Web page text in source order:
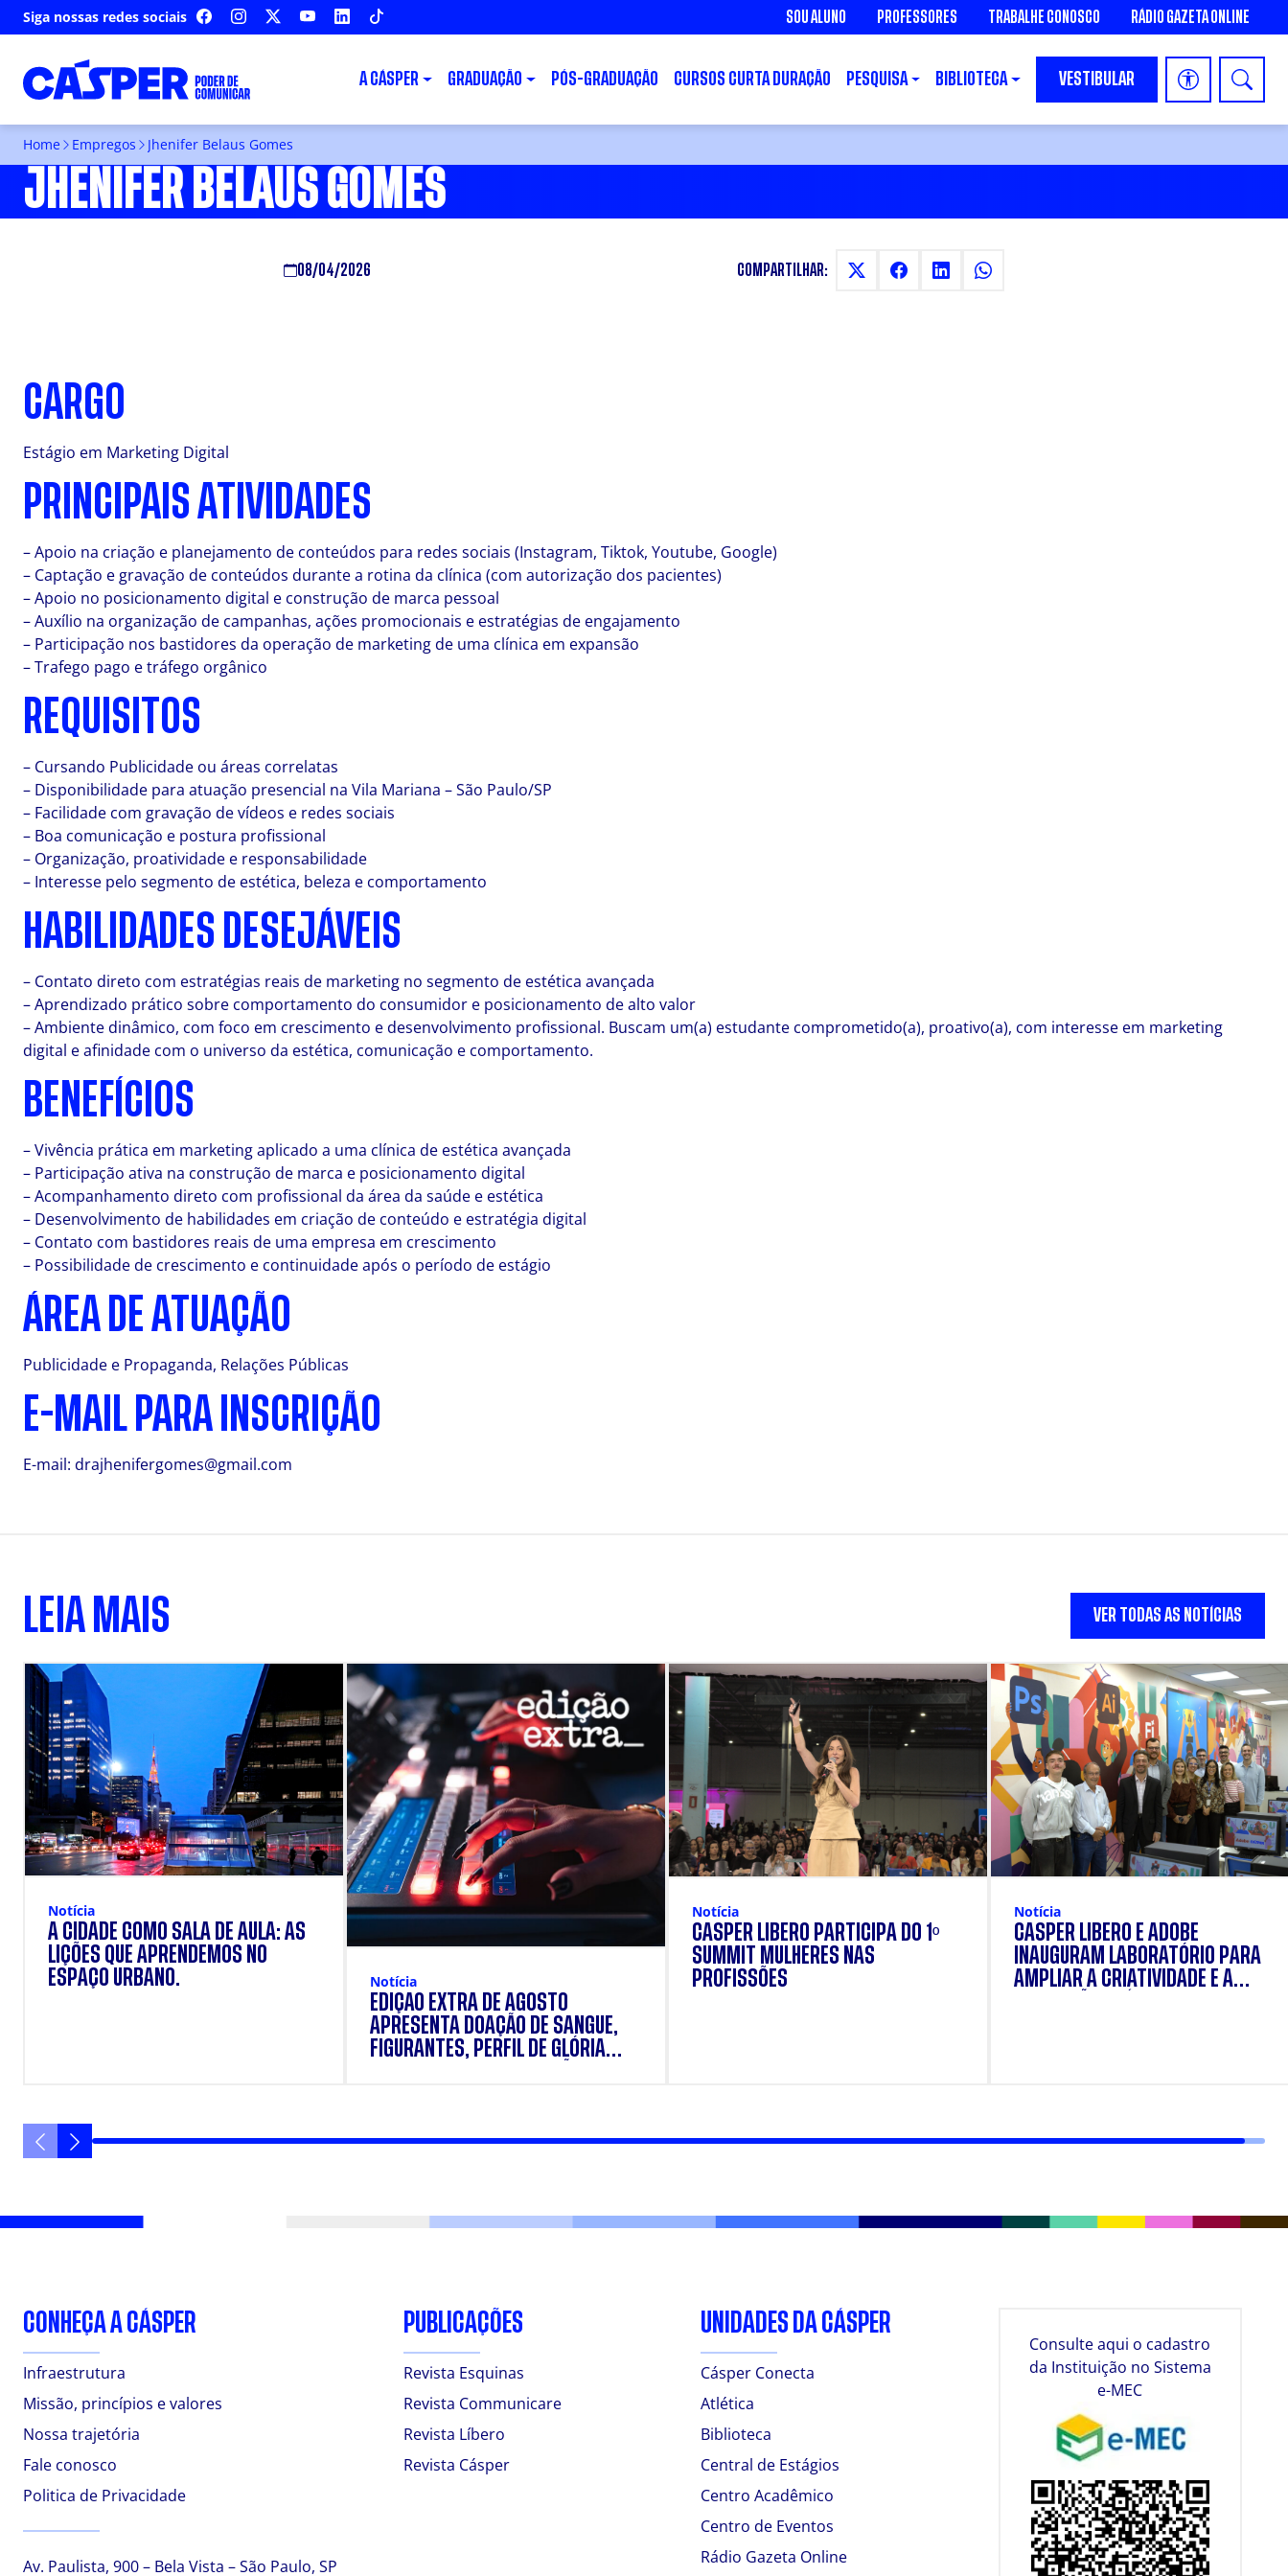
Siga nossas redes sociais FACEBOOKINSTAGRAM YOUTUBELINKEDIN SOU ALUNO PROFESSORES TRABALHE CONOSCO RÁDIO GAZETA ONLINE
A CÁSPER GRADUAÇÃO PÓS-GRADUAÇÃO CURSOS CURTA DURAÇÃO PESQUISA BIBLIOTECA VESTIBULAR
Home Empregos Jhenifer Belaus Gomes
JHENIFER BELAUS GOMES
08/04/2026 COMPARTILHAR:
CARGO
Estágio em Marketing Digital
PRINCIPAIS ATIVIDADES
– Apoio na criação e planejamento de conteúdos para redes sociais (Instagram, Tiktok, Youtube, Google)
– Captação e gravação de conteúdos durante a rotina da clínica (com autorização dos pacientes)
– Apoio no posicionamento digital e construção de marca pessoal
– Auxílio na organização de campanhas, ações promocionais e estratégias de engajamento
– Participação nos bastidores da operação de marketing de uma clínica em expansão
– Trafego pago e tráfego orgânico
REQUISITOS
– Cursando Publicidade ou áreas correlatas
– Disponibilidade para atuação presencial na Vila Mariana – São Paulo/SP
– Facilidade com gravação de vídeos e redes sociais
– Boa comunicação e postura profissional
– Organização, proatividade e responsabilidade
– Interesse pelo segmento de estética, beleza e comportamento
HABILIDADES DESEJÁVEIS
– Contato direto com estratégias reais de marketing no segmento de estética avançada
– Aprendizado prático sobre comportamento do consumidor e posicionamento de alto valor
– Ambiente dinâmico, com foco em crescimento e desenvolvimento profissional. Buscam um(a) estudante comprometido(a), proativo(a), com interesse em marketing
digital e afinidade com o universo da estética, comunicação e comportamento.
BENEFÍCIOS
– Vivência prática em marketing aplicado a uma clínica de estética avançada
– Participação ativa na construção de marca e posicionamento digital
– Acompanhamento direto com profissional da área da saúde e estética
– Desenvolvimento de habilidades em criação de conteúdo e estratégia digital
– Contato com bastidores reais de uma empresa em crescimento
– Possibilidade de crescimento e continuidade após o período de estágio
ÁREA DE ATUAÇÃO
Publicidade e Propaganda, Relações Públicas
E-MAIL PARA INSCRIÇÃO
E-mail: drajhenifergomes@gmail.com
LEIA MAIS VER TODAS AS NOTÍCIAS
Notícia
A CIDADE COMO SALA DE AULA: AS
LIÇÕES QUE APRENDEMOS NO
ESPAÇO URBANO.
Notícia
EDIÇÃO EXTRA DE AGOSTO
APRESENTA DOAÇÃO DE SANGUE,
FIGURANTES, PERFIL DE GLÓRIA
Notícia
CÁSPER LÍBERO PARTICIPA DO 1º
SUMMIT MULHERES NAS
PROFISSÕES
Notícia
CÁSPER LÍBERO E ADOBE
INAUGURAM LABORATÓRIO PARA
AMPLIAR A CRIATIVIDADE E A
CONHEÇA A CÁSPER
Infraestrutura
Missão, princípios e valores
Nossa trajetória
Fale conosco
Politica de Privacidade
Av. Paulista, 900 – Bela Vista – São Paulo, SP
PUBLICAÇÕES
Revista Esquinas
Revista Communicare
Revista Líbero
Revista Cásper
UNIDADES DA CÁSPER
Cásper Conecta
Atlética
Biblioteca
Central de Estágios
Centro Acadêmico
Centro de Eventos
Rádio Gazeta Online
Consulte aqui o cadastro
da Instituição no Sistema
e-MEC